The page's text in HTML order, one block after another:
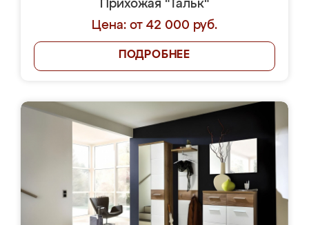
Прихожая "Тальк"
Цена: от 42 000 руб.
ПОДРОБНЕЕ